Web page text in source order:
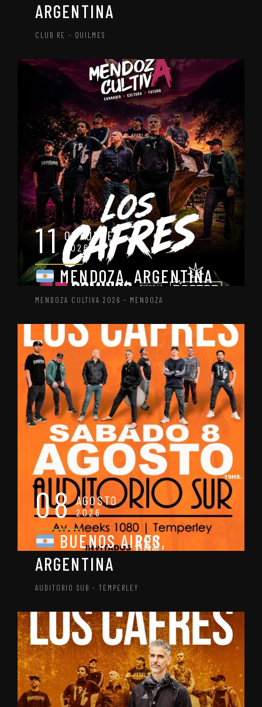
ARGENTINA
CLUB RE - QUILMES
11 OCTUBRE
2026
MENDOZA, ARGENTINA
MENDOZA CULTIVA 2026 - MENDOZA
08 AGOSTO
2026
BUENOS AIRES,
ARGENTINA
AUDITORIO SUB - TEMPERLEY